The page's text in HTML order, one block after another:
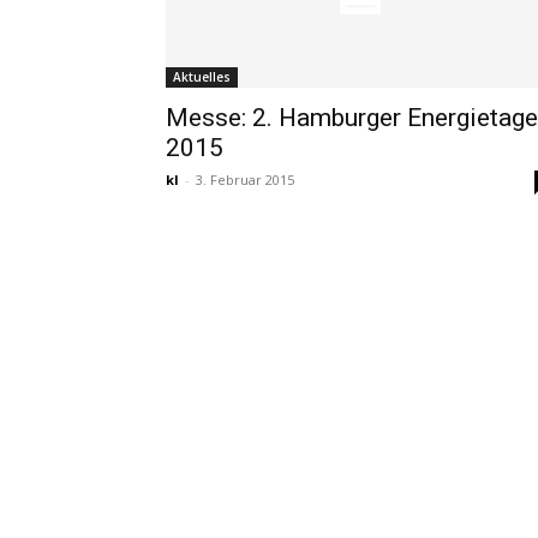
Aktuelles
Messe: 2. Hamburger Energietage
2015
kl - 3. Februar 2015